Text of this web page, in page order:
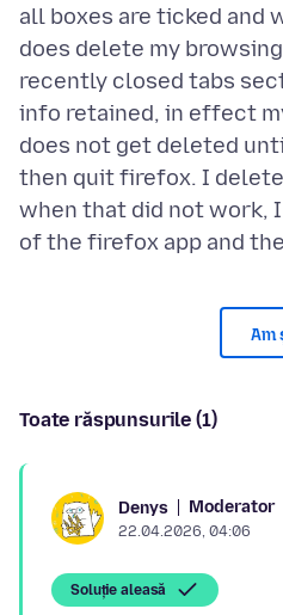
all boxes are ticked and
does delete my
recently closed tabs
info retained, in effect
does not get deleted
then quit firefox. I
when that did not work,
Am
Toate răspunsurile (1)
Denys Moderator
22.04.2026, 04:06
Soluție aleasă